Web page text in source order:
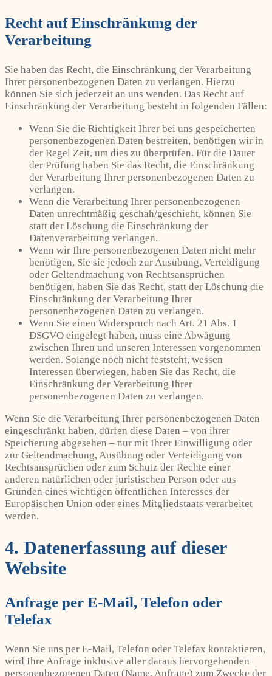
Recht auf Einschränkung der
Verarbeitung
Sie haben das Recht, die Einschränkung der Verarbeitung
Ihrer personenbezogenen Daten zu verlangen. Hierzu
können Sie sich jederzeit an uns wenden. Das Recht auf
Einschränkung der Verarbeitung besteht in folgenden Fällen:
Wenn Sie die Richtigkeit Ihrer bei uns gespeicherten
personenbezogenen Daten bestreiten, benötigen wir in
der Regel Zeit, um dies zu überprüfen. Für die Dauer
der Prüfung haben Sie das Recht, die Einschränkung
der Verarbeitung Ihrer personenbezogenen Daten zu
verlangen.
Wenn die Verarbeitung Ihrer personenbezogenen
Daten unrechtmäßig geschah/geschieht, können Sie
statt der Löschung die Einschränkung der
Datenverarbeitung verlangen.
Wenn wir Ihre personenbezogenen Daten nicht mehr
benötigen, Sie sie jedoch zur Ausübung, Verteidigung
oder Geltendmachung von Rechtsansprüchen
benötigen, haben Sie das Recht, statt der Löschung die
Einschränkung der Verarbeitung Ihrer
personenbezogenen Daten zu verlangen.
Wenn Sie einen Widerspruch nach Art. 21 Abs. 1
DSGVO eingelegt haben, muss eine Abwägung
zwischen Ihren und unseren Interessen vorgenommen
werden. Solange noch nicht feststeht, wessen
Interessen überwiegen, haben Sie das Recht, die
Einschränkung der Verarbeitung Ihrer
personenbezogenen Daten zu verlangen.
Wenn Sie die Verarbeitung Ihrer personenbezogenen Daten
eingeschränkt haben, dürfen diese Daten – von ihrer
Speicherung abgesehen – nur mit Ihrer Einwilligung oder
zur Geltendmachung, Ausübung oder Verteidigung von
Rechtsansprüchen oder zum Schutz der Rechte einer
anderen natürlichen oder juristischen Person oder aus
Gründen eines wichtigen öffentlichen Interesses der
Europäischen Union oder eines Mitgliedstaats verarbeitet
werden.
4. Datenerfassung auf dieser
Website
Anfrage per E-Mail, Telefon oder
Telefax
Wenn Sie uns per E-Mail, Telefon oder Telefax kontaktieren,
wird Ihre Anfrage inklusive aller daraus hervorgehenden
personenbezogenen Daten (Name, Anfrage) zum Zwecke der